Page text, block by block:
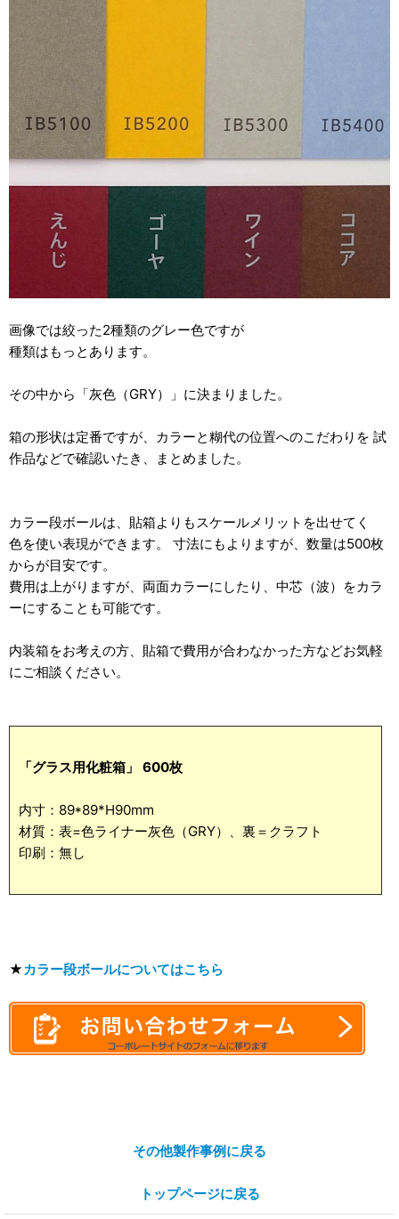
画像では絞った2種類のグレー色ですが
種類はもっとあります。
その中から「灰色（GRY）」に決まりました。
箱の形状は定番ですが、カラーと糊代の位置へのこだわりを 試
作品などで確認いたき、まとめました。
カラー段ボールは、貼箱よりもスケールメリットを出せてく
色を使い表現ができます。 寸法にもよりますが、数量は500枚
からが目安です。
費用は上がりますが、両面カラーにしたり、中芯（波）をカラ
ーにすることも可能です。
内装箱をお考えの方、貼箱で費用が合わなかった方などお気軽
にご相談ください。
「グラス用化粧箱」 600枚
内寸：89*89*H90mm
材質：表=色ライナー灰色（GRY）、裏＝クラフト
印刷：無し
★カラー段ボールについてはこちら
その他製作事例に戻る
トップページに戻る